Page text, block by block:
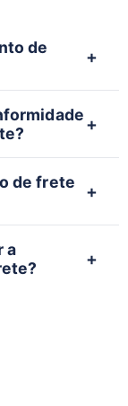
de
do
de
e vale-
que o
vigente.
de frete
otimizando
sua
a